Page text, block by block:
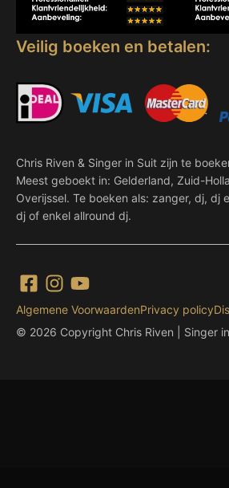
Veilig boeken en betalen:
Chris Riven & Singer in Suit zijn te
Meest geboekt in: Gelderland, Zuid-
Overijssel. Te boeken als: zanger, dj, dj
dj of enkel allround dj.
© 2026 Copyright Chris Riven | Singer
Algemene VoorwaardenPrivacy policy